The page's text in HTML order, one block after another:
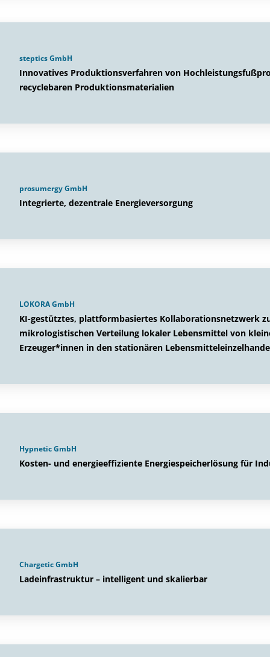
steptics GmbH
Innovatives Produktionsverfahren von
recyclebaren Produktionsmaterialien
prosumergy GmbH
Integrierte, dezentrale Energieversorgung
LOKORA GmbH
KI-gestütztes, plattformbasiertes Kollaborationsnetzwerk
mikrologistischen Verteilung lokaler Lebensmittel von
Erzeuger*innen in den stationären
Hypnetic GmbH
Kosten- und energieeffiziente Energiespeicherlösung für
Chargetic GmbH
Ladeinfrastruktur – intelligent und skalierbar